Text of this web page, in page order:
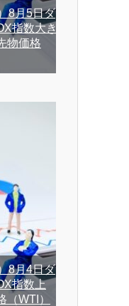
8月5日ダ
指数大き
物価格
8月4日ダ
指数上
WTI）